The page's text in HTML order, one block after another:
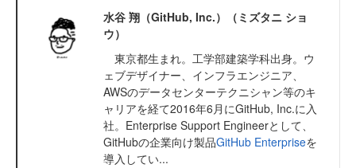
水谷 翔（GitHub, Inc.）（ミズタニ ショ
ウ）
東京都生まれ。工学部建築学科出身。ウ
ェブデザイナー、インフラエンジニア、
AWSのデータセンターテクニシャン等のキ
ャリアを経て2016年6月にGitHub, Inc.に入
社。Enterprise Support Engineerとして、
GitHubの企業向け製品GitHub Enterpriseを
導入してい...